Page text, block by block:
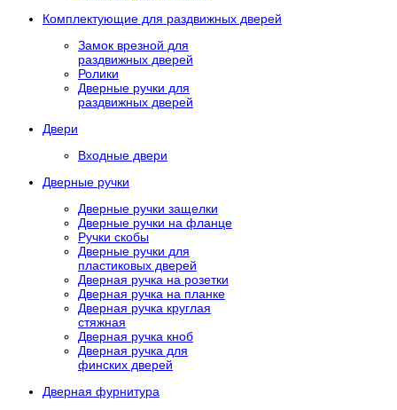
Комплектующие для раздвижных дверей
Замок врезной для
раздвижных дверей
Ролики
Дверные ручки для
раздвижных дверей
Двери
Входные двери
Дверные ручки
Дверные ручки защелки
Дверные ручки на фланце
Ручки скобы
Дверные ручки для
пластиковых дверей
Дверная ручка на розетки
Дверная ручка на планке
Дверная ручка круглая
стяжная
Дверная ручка кноб
Дверная ручка для
финских дверей
Дверная фурнитура